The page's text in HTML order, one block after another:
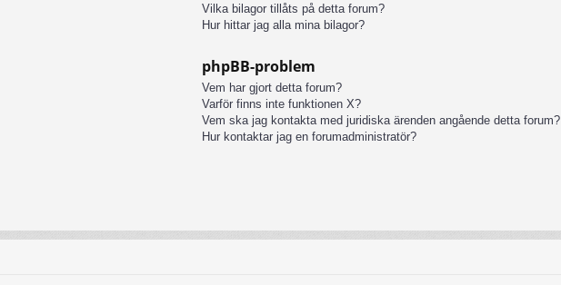
Vilka bilagor tillåts på detta forum?
Hur hittar jag alla mina bilagor?
phpBB-problem
Vem har gjort detta forum?
Varför finns inte funktionen X?
Vem ska jag kontakta med juridiska ärenden angående detta forum?
Hur kontaktar jag en forumadministratör?